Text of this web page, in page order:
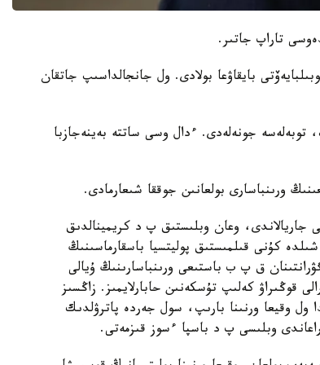
تاراپ جاتىر.
بايقاۋعا بولادى. ول جانجالداسىپ جاتقان
توبەلەسە جونەلەدى. ءدال وسى ساتتە بەينەجازبا
ورىنباسارى بولعانىن جوققا شىعارمادى.
جاريالاندى، وعان وبلىستىق پ د كريمينالدىق
باسقارماسى باستىعىنىڭ ورىنباسارى قاتىسادى. 4 - شىلدە كۇنى قىلمىستىق پوليتسيا باسقارماسىنىڭ
ق پ ب باستىعى ورىنباسارىنىڭ ۇيالى
قوڭىراۋ كەلىپ تۇسكەنىن حابارلايمىز. زاڭسىز
ول وقيعا ورنىنا بارىپ، سول جەردە پاترۋلدىك
وبلىسى پ د باسپا ءسوز قىزمەتى.